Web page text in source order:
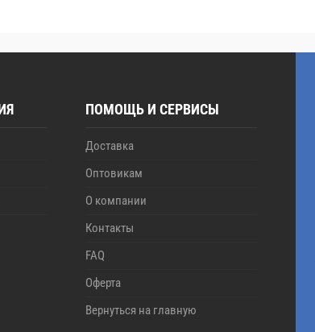
ПОМОЩЬ И СЕРВИСЫ
Доставка
Оптовикам
О компании
Контакты
FAQ
Оферта
Вернуться на главную